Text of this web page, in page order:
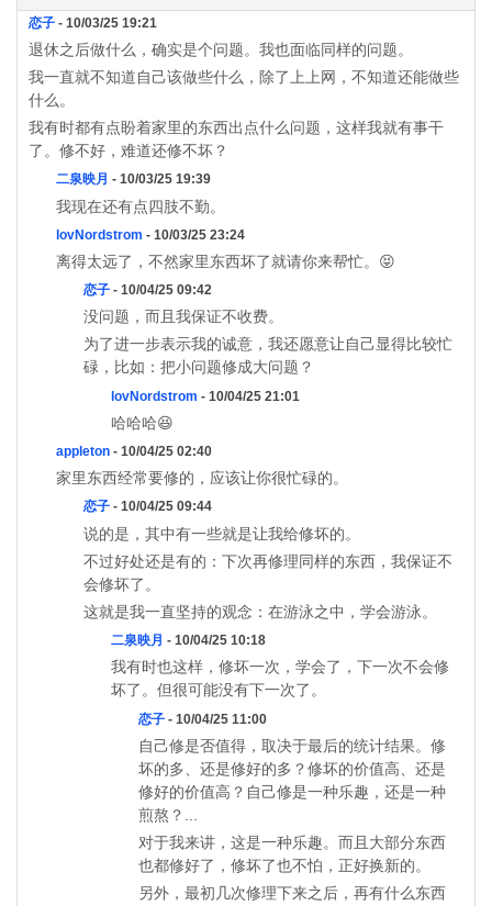
恋子 - 10/03/25 19:21
退休之后做什么，确实是个问题。我也面临同样的问题。
我一直就不知道自己该做些什么，除了上上网，不知道还能做些
什么。
我有时都有点盼着家里的东西出点什么问题，这样我就有事干
了。修不好，难道还修不坏？
二泉映月 - 10/03/25 19:39
我现在还有点四肢不勤。
lovNordstrom - 10/03/25 23:24
离得太远了，不然家里东西坏了就请你来帮忙。😝
恋子 - 10/04/25 09:42
没问题，而且我保证不收费。
为了进一步表示我的诚意，我还愿意让自己显得比较忙
碌，比如：把小问题修成大问题？
lovNordstrom - 10/04/25 21:01
哈哈哈😆
appleton - 10/04/25 02:40
家里东西经常要修的，应该让你很忙碌的。
恋子 - 10/04/25 09:44
说的是，其中有一些就是让我给修坏的。
不过好处还是有的：下次再修理同样的东西，我保证不
会修坏了。
这就是我一直坚持的观念：在游泳之中，学会游泳。
二泉映月 - 10/04/25 10:18
我有时也这样，修坏一次，学会了，下一次不会修
坏了。但很可能没有下一次了。
恋子 - 10/04/25 11:00
自己修是否值得，取决于最后的统计结果。修
坏的多、还是修好的多？修坏的价值高、还是
修好的价值高？自己修是一种乐趣，还是一种
煎熬？...
对于我来讲，这是一种乐趣。而且大部分东西
也都修好了，修坏了也不怕，正好换新的。
另外，最初几次修理下来之后，再有什么东西